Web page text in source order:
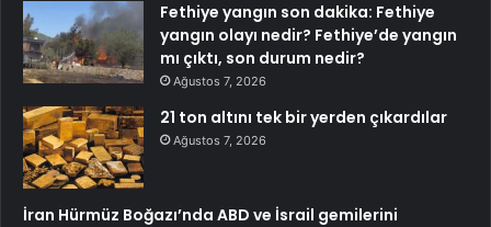
Fethiye yangın son dakika: Fethiye
yangın olayı nedir? Fethiye’de yangın
mı çıktı, son durum nedir?
Ağustos 7, 2026
21 ton altını tek bir yerden çıkardılar
Ağustos 7, 2026
İran Hürmüz Boğazı’nda ABD ve İsrail gemilerini